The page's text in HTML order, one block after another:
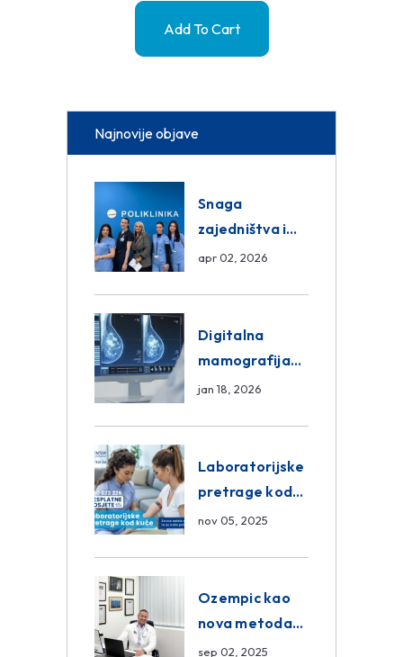
Add To Cart
Najnovije objave
Snaga
zajedništva i
razmjena
Group
apr 02, 2026
Digitalna
mamografija
Sarajevo –
Centar
Poliklinika
jan 18, 2026
Laboratorijske
pretrage kod
kuće – novo u
Poliklinici
nov 05, 2025
Ozempic kao
nova metoda
mršavljenja: da
sep 02, 2025